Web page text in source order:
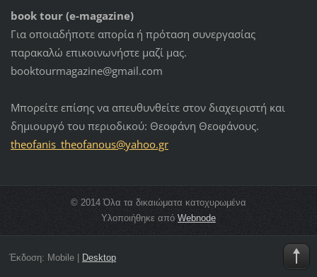
book tour (e-magazine)
Για οποιαδήποτε απορία ή πρόταση συνεργασίας
παρακαλώ επικοινωνήστε μαζί μας.
booktourmagazine@gmail.com
Μπορείτε επίσης να απευθυνθείτε στον διαχειριστή και
δημιουργό του περιοδικού: Θεοφάνη Θεοφάνους.
theofanis_theofanous@yahoo.gr
© 2014 Όλα τα δικαιώματα κατοχυρωμένα
Υλοποιήθηκε από Webnode
Έκδοση: Mobile| Desktop